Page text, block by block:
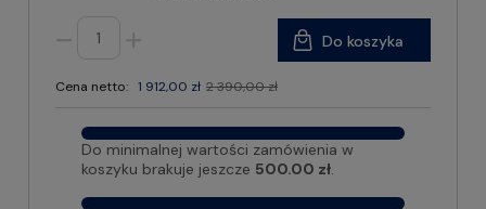
Cena netto: 1 912,00 zł 2 390,00 zł
Do koszyka
Do minimalnej wartości zamówienia w
koszyku brakuje jeszcze 500.00 zł.